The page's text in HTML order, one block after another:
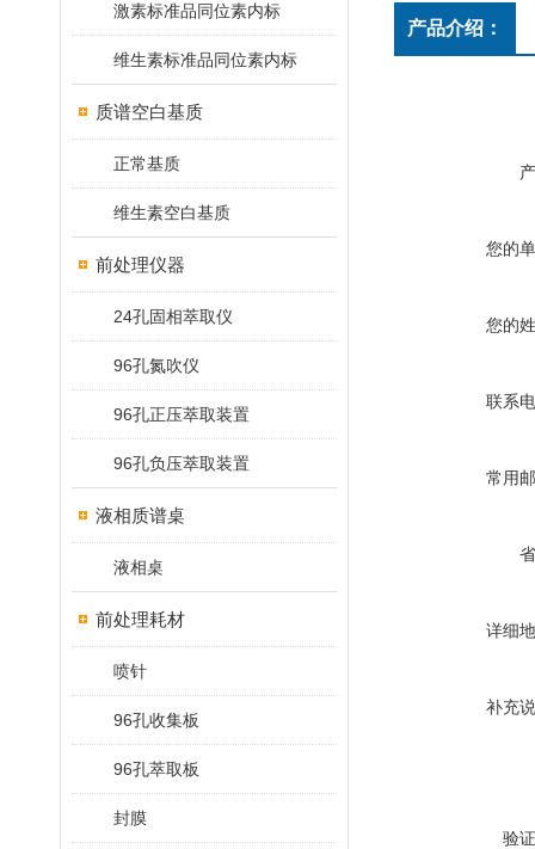
激素标准品同位素内标
维生素标准品同位素内标
质谱空白基质
正常基质
维生素空白基质
前处理仪器
24孔固相萃取仪
96孔氮吹仪
96孔正压萃取装置
96孔负压萃取装置
液相质谱桌
液相桌
前处理耗材
喷针
96孔收集板
96孔萃取板
封膜
产品介绍：
您的
您的
联系
常用
详细
补充
验